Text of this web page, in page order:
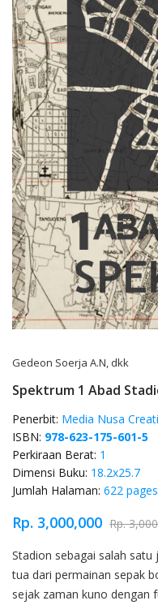
Gedeon Soerja A.N, dkk
Spektrum 1 Abad
Penerbit: Media Nusa
ISBN: 978-623-175-601-5
Perkiraan Berat: 1
Dimensi Buku: 18.2x25.7
Jumlah Halaman: 622 pages
Rp. 3,000,000 Rp.
Product
Stadion sebagai salah
tua dari permainan sepak
sejak zaman kuno dengan